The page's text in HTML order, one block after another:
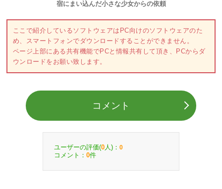
宿にまい込んだ小さな少女からの依頼
ここで紹介しているソフトウェアはPC向けのソフトウェアのた
め、スマートフォンでダウンロードすることができません。
ページ上部にある共有機能でPCと情報共有して頂き、PCからダ
ウンロードをお願い致します。
コメント
ユーザーの評価(0 人)： 0
コメント： 0件